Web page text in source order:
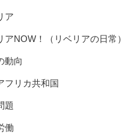
ア
アNOW！（リベリアの日常）
動向
フリカ共和国
題
働